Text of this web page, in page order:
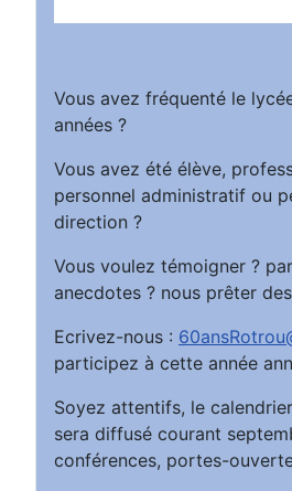
Vous avez fréquenté le
années ?
Vous avez été élève,
personnel administratif ou
direction ?
Vous voulez témoigner ?
anecdotes ? nous prêter
Ecrivez-nous :
participez à cette année
Soyez attentifs, le
sera diffusé courant
conférences, portes-